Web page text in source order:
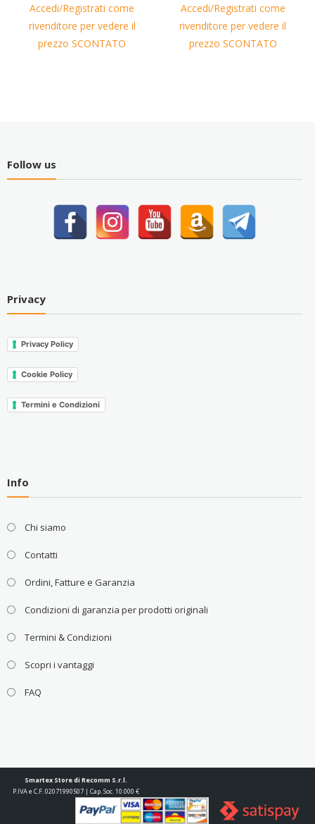
Accedi/Registrati come
rivenditore per vedere il
prezzo SCONTATO
Accedi/Registrati come
rivenditore per vedere il
prezzo SCONTATO
Follow us
Privacy
Privacy Policy
Cookie Policy
Termini e Condizioni
Info
Chi siamo
Contatti
Ordini, Fatture e Garanzia
Condizioni di garanzia per prodotti originali
Termini & Condizioni
Scopri i vantaggi
FAQ
Smartex Store di Recomm S.r.l.
P.IVA e C.F. 02071990507 | Cap. Soc. 10.000 €